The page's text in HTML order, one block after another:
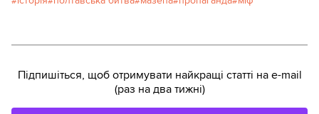
Підпишіться, щоб отримувати найкращі статті на e-mail
(раз на два тижні)